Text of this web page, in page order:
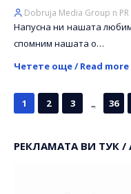
Dobruja Media Group n PR
Напусна ни нашата
спомним нашата о…
Четете още / Read more
1 2 3 ... 36
РЕКЛАМАТА ВИ ТУК /